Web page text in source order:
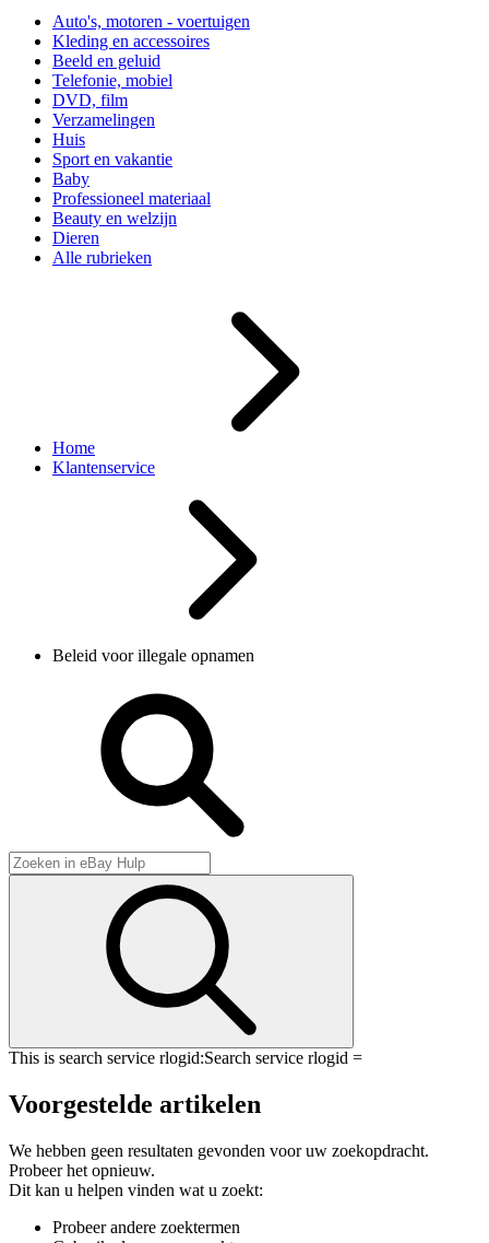
Auto's, motoren - voertuigen
Kleding en accessoires
Beeld en geluid
Telefonie, mobiel
DVD, film
Verzamelingen
Huis
Sport en vakantie
Baby
Professioneel materiaal
Beauty en welzijn
Dieren
Alle rubrieken
Home
Klantenservice
Beleid voor illegale opnamen
This is search service rlogid:Search service rlogid =
Voorgestelde artikelen
We hebben geen resultaten gevonden voor uw zoekopdracht.
Probeer het opnieuw.
Dit kan u helpen vinden wat u zoekt:
Probeer andere zoektermen